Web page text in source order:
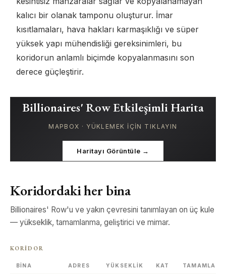
kalıcı bir olanak tamponu oluşturur. İmar
kısıtlamaları, hava hakları karmaşıklığı ve süper
yüksek yapı mühendisliği gereksinimleri, bu
koridorun anlamlı biçimde kopyalanmasını son
derece güçleştirir.
Billionaires' Row Etkileşimli Harita
MAPBOX · YÜKLEMEK IÇIN TIKLAYIN
Haritayı Görüntüle →
Koridordaki her bina
Billionaires' Row'u ve yakın çevresini tanımlayan on üç kule
— yükseklik, tamamlanma, geliştirici ve mimar.
KORIDOR
BINA ADRES YÜKSEKLIK KAT